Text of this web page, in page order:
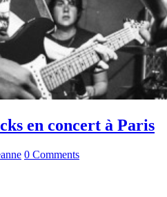
en concert à Paris
0 Comments